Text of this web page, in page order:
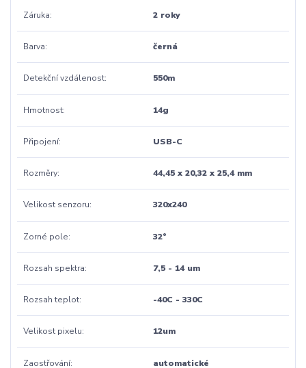
Záruka 2 roky
Barva černá
Detekční vzdálenost 550m
Hmotnost 14g
Připojení USB-C
Rozměry 44,45 x 20,32 x 25,4 mm
Velikost senzoru 320x240
Zorné pole 32°
Rozsah spektra 7,5 - 14 um
Rozsah teplot -40C - 330C
Velikost pixelu 12um
Zaostřování automatické